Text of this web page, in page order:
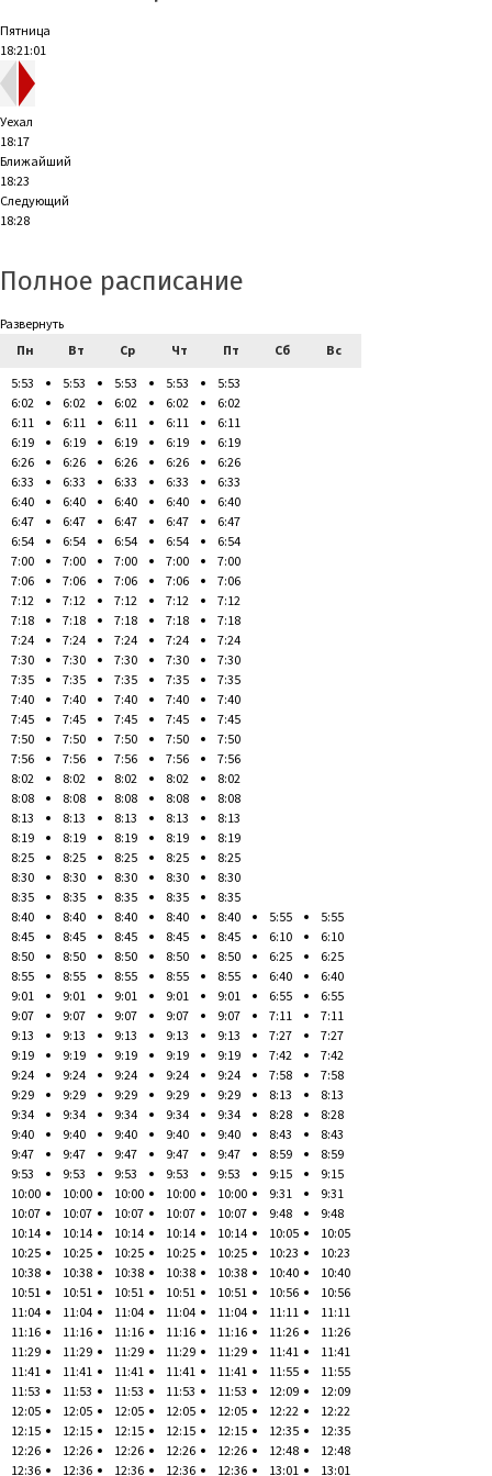
Пятница
18:21:02
Уехал
18:17
Ближайший
18:23
Следующий
18:28
Полное расписание
Развернуть
Пн
Вт Ср Чт Пт Сб
Вс
5:53
6:02
6:11
6:19
6:26
6:33
6:40
6:47
6:54
7:00
7:06
7:12
7:18
7:24
7:30
7:35
7:40
7:45
7:50
7:56
8:02
8:08
8:13
8:19
8:25
8:30
8:35
8:40
8:45
8:50
8:55
9:01
9:07
9:13
9:19
9:24
9:29
9:34
9:40
9:47
9:53
10:00
10:07
10:14
10:25
10:38
10:51
11:04
11:16
11:29
11:41
11:53
12:05
12:15
12:26
12:36
5:53
6:02
6:11
6:19
6:26
6:33
6:40
6:47
6:54
7:00
7:06
7:12
7:18
7:24
7:30
7:35
7:40
7:45
7:50
7:56
8:02
8:08
8:13
8:19
8:25
8:30
8:35
8:40
8:45
8:50
8:55
9:01
9:07
9:13
9:19
9:24
9:29
9:34
9:40
9:47
9:53
10:00
10:07
10:14
10:25
10:38
10:51
11:04
11:16
11:29
11:41
11:53
12:05
12:15
12:26
12:36
5:53
6:02
6:11
6:19
6:26
6:33
6:40
6:47
6:54
7:00
7:06
7:12
7:18
7:24
7:30
7:35
7:40
7:45
7:50
7:56
8:02
8:08
8:13
8:19
8:25
8:30
8:35
8:40
8:45
8:50
8:55
9:01
9:07
9:13
9:19
9:24
9:29
9:34
9:40
9:47
9:53
10:00
10:07
10:14
10:25
10:38
10:51
11:04
11:16
11:29
11:41
11:53
12:05
12:15
12:26
12:36
5:53
6:02
6:11
6:19
6:26
6:33
6:40
6:47
6:54
7:00
7:06
7:12
7:18
7:24
7:30
7:35
7:40
7:45
7:50
7:56
8:02
8:08
8:13
8:19
8:25
8:30
8:35
8:40
8:45
8:50
8:55
9:01
9:07
9:13
9:19
9:24
9:29
9:34
9:40
9:47
9:53
10:00
10:07
10:14
10:25
10:38
10:51
11:04
11:16
11:29
11:41
11:53
12:05
12:15
12:26
12:36
5:53
6:02
6:11
6:19
6:26
6:33
6:40
6:47
6:54
7:00
7:06
7:12
7:18
7:24
7:30
7:35
7:40
7:45
7:50
7:56
8:02
8:08
8:13
8:19
8:25
8:30
8:35
8:40
8:45
8:50
8:55
9:01
9:07
9:13
9:19
9:24
9:29
9:34
9:40
9:47
9:53
10:00
10:07
10:14
10:25
10:38
10:51
11:04
11:16
11:29
11:41
11:53
12:05
12:15
12:26
12:36
5:55
6:10
6:25
6:40
6:55
7:11
7:27
7:42
7:58
8:13
8:28
8:43
8:59
9:15
9:31
9:48
10:05
10:23
10:40
10:56
11:11
11:26
11:41
11:55
12:09
12:22
12:35
12:48
13:01
5:55
6:10
6:25
6:40
6:55
7:11
7:27
7:42
7:58
8:13
8:28
8:43
8:59
9:15
9:31
9:48
10:05
10:23
10:40
10:56
11:11
11:26
11:41
11:55
12:09
12:22
12:35
12:48
13:01